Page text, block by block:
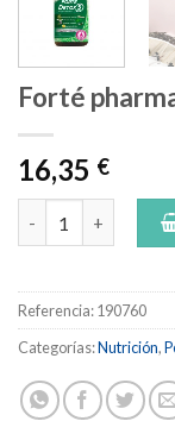
Forté
16,35 €
Forté pharma
Referencia:190760
Categorías:Nutrición,